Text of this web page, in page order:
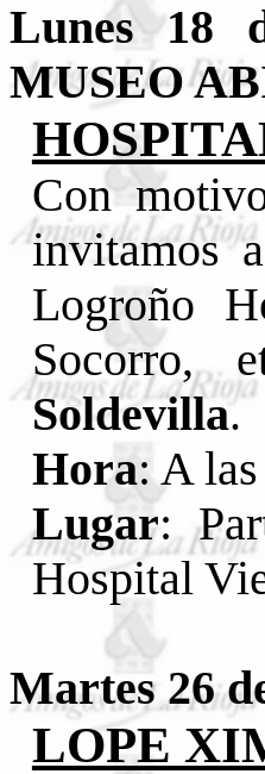
Lunes 18
MUSEO
Con
invitamos
Logroño
Socorro,
Soldevilla.
Hora: A las
Lugar:
Hospital
Martes 26
LOPE